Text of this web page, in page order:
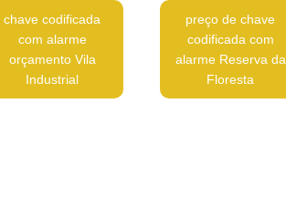
chave codificada
com alarme
orçamento Vila
Industrial
preço de chave
codificada com
alarme Reserva da
Floresta